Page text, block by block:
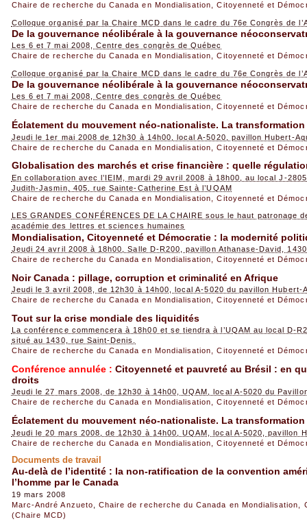
Chaire de recherche du Canada en Mondialisation, Citoyenneté et
Colloque organisé par la Chaire MCD dans le cadre du 76e Congrès de
De la gouvernance néolibérale à la gouvernance
Les 6 et 7 mai 2008, Centre des congrès de Québec
Chaire de recherche du Canada en Mondialisation, Citoyenneté et
Colloque organisé par la Chaire MCD dans le cadre du 76e Congrès de
De la gouvernance néolibérale à la gouvernance
Les 6 et 7 mai 2008, Centre des congrès de Québec
Chaire de recherche du Canada en Mondialisation, Citoyenneté et
Éclatement du mouvement néo-nationaliste. La
Jeudi le 1er mai 2008 de 12h30 à 14h00, local A-5020, pavillon Hubert-
Chaire de recherche du Canada en Mondialisation, Citoyenneté et
Globalisation des marchés et crise financière : quelle
En collaboration avec l’IEIM, mardi 29 avril 2008 à 18h00, au local J-
Judith-Jasmin, 405, rue Sainte-Catherine Est à l’UQAM
Chaire de recherche du Canada en Mondialisation, Citoyenneté et
LES GRANDES CONFÉRENCES DE LA CHAIRE sous le haut patronage
académie des lettres et sciences humaines
Mondialisation, Citoyenneté et Démocratie : la modernité
Jeudi 24 avril 2008 à 18h00, Salle D-R200, pavillon Athanase-David,
Chaire de recherche du Canada en Mondialisation, Citoyenneté et
Noir Canada : pillage, corruption et criminalité en Afrique
Jeudi le 3 avril 2008, de 12h30 à 14h00, local A-5020 du pavillon Hubert-
Chaire de recherche du Canada en Mondialisation, Citoyenneté et
Tout sur la crise mondiale des liquidités
La conférence commencera à 18h00 et se tiendra à l’UQAM au local D-
situé au 1430, rue Saint-Denis.
Chaire de recherche du Canada en Mondialisation, Citoyenneté et
Conférence annulée : Citoyenneté et pauvreté au Brésil : en
droits
Jeudi le 27 mars 2008, de 12h30 à 14h00, UQAM, local A-5020 du
Chaire de recherche du Canada en Mondialisation, Citoyenneté et
Éclatement du mouvement néo-nationaliste. La
Jeudi le 20 mars 2008, de 12h30 à 14h00, UQAM, local A-5020, pavillon
Chaire de recherche du Canada en Mondialisation, Citoyenneté et
Documents de travail
Au-delà de l’identité : la non-ratification de la convention
l’homme par le Canada
19 mars 2008
Marc-André Anzueto
Chaire de recherche du Canada en Mondialisation,
(Chaire MCD)